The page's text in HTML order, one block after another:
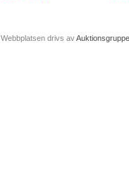
Webbplatsen drivs av